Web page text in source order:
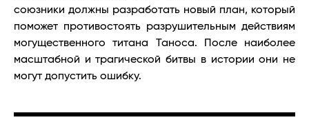
союзники должны разработать новый план, который
поможет противостоять разрушительным действиям
могущественного титана Таноса. После наиболее
масштабной и трагической битвы в истории они не
могут допустить ошибку.